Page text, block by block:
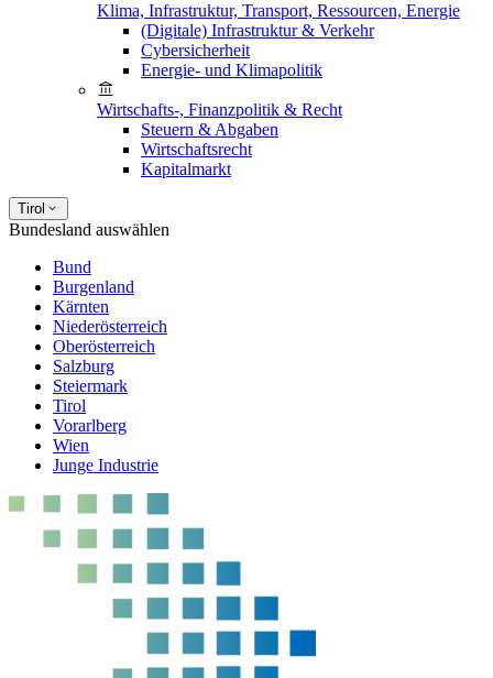
Klima, Infrastruktur, Transport, Ressourcen, Energie
(Digitale) Infrastruktur & Verkehr
Cybersicherheit
Energie- und Klimapolitik
Wirtschafts-, Finanzpolitik & Recht
Steuern & Abgaben
Wirtschaftsrecht
Kapitalmarkt
Tirol
Bundesland auswählen
Bund
Burgenland
Kärnten
Niederösterreich
Oberösterreich
Salzburg
Steiermark
Tirol
Vorarlberg
Wien
Junge Industrie